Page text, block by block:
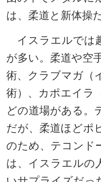
は、柔道と新体操だ
イスラエルでは
が多い。柔道や空
術、クラブマガ（
術）、カポエイラ
どの道場がある。
だが、柔道ほどポ
のため、テコンド
は、イスラエルの